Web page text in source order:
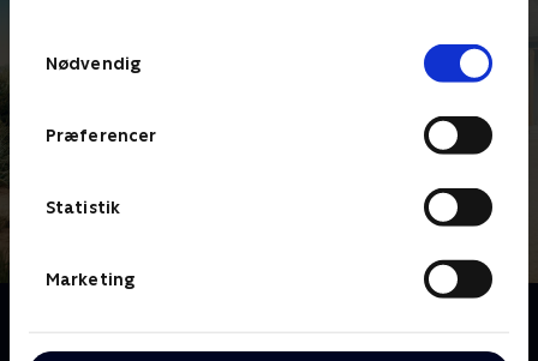
Nødvendig
Præferencer
Statistik
Marketing